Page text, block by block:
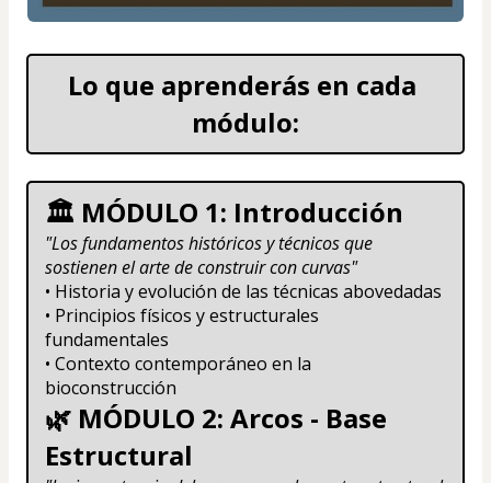
Lo que aprenderás en cada
módulo:
🏛️ MÓDULO 1: Introducción
"Los fundamentos históricos y técnicos que
sostienen el arte de construir con curvas"
• Historia y evolución de las técnicas abovedadas
• Principios físicos y estructurales
fundamentales
• Contexto contemporáneo en la
bioconstrucción
🌿 MÓDULO 2: Arcos - Base
Estructural